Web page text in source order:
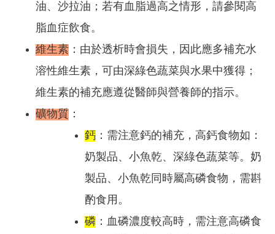
油、沙拉油；若有血脂過高之情形，請參閱高
脂血症飲食。
維生素 ：由於透析時會損失，因此應多補充水
溶性維生素，可由深綠色蔬菜與水果中獲得；
維生素的補充應遵從醫師與營養師的指示。
礦物質 ：
鈣 ：需注意鈣的補充，高鈣食物如：
奶製品、小魚乾、深綠色蔬菜等。奶
製品、小魚乾同時屬高磷食物，需斟
酌食用。
磷 ：血磷濃度較高時，需注意高磷食